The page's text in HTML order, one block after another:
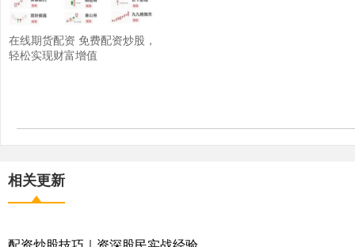
在线期货配资 免费配资炒股，
轻松实现财富增值
相关更新